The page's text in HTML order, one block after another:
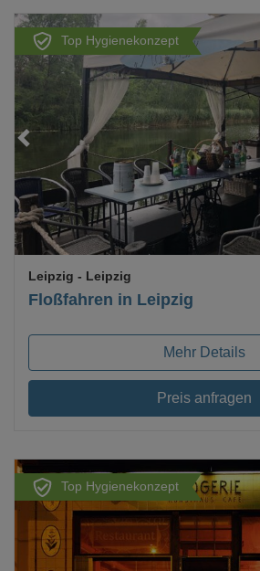
Top Hygienekonzept
Loading...
Floßfahren in Leipzig
Leipzig - Leipzig
Mehr Details
Preis anfragen
Top Hygienekonzept